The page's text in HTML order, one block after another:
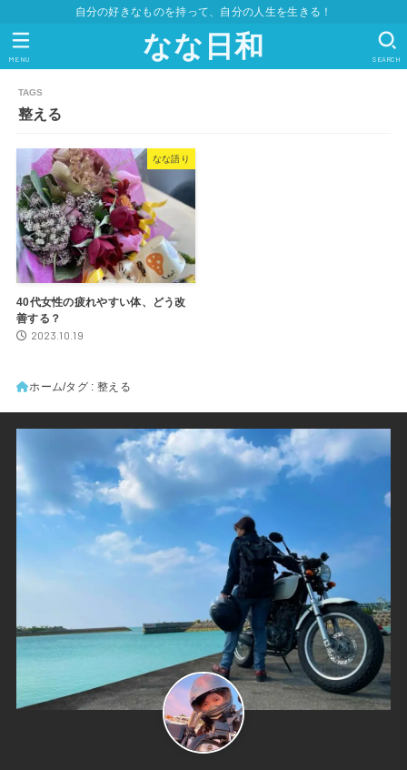
自分の好きなものを持って、自分の人生を生きる！
なな日和 SEARCH
MENU
整える
なな語り
40代女性の疲れやすい体、どう改
善する？
2023.10.19
ホーム タグ : 整える